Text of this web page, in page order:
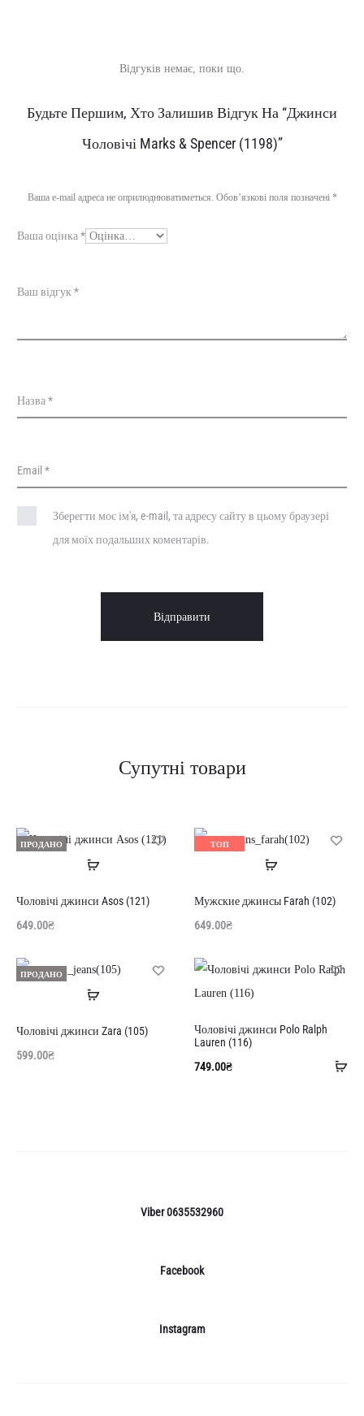
В
у
и
Відгуків немає, поки що.
Будьте Першим, Хто Залишив Відгук На “Джинси
Чоловічі Marks & Spencer (1198)”
Ваша e-mail адреса не оприлюднюватиметься. Обов’язкові поля позначені *
Ваша оцінка*
Ваш відгук *
Назва*
Email *
Зберегти моє ім'я, e-mail, та адресу сайту в цьому браузері
для моїх подальших коментарів.
Супутні товари
ПРОДАНО
Читати
Чоловічі джинси Asos (121)
649.00₴
ТОП
Читати
Мужские джинсы Farah (102)
649.00₴
ПРОДАНО
Читати
Чоловічі джинси Zara (105)
599.00₴
Чоловічі джинси Polo Ralph
Lauren (116)
749.00₴
Viber 0635532960
Facebook
Instagram